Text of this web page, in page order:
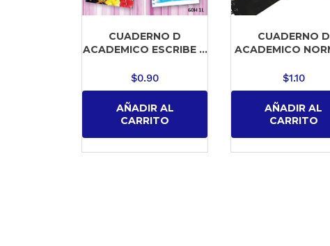
CUADERNO D
ACADEMICO ESCRIBE ...
$0.90
AÑADIR AL
CARRITO
CUADERNO D
ACADEMICO
$1.10
AÑADIR AL
CARRITO